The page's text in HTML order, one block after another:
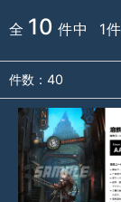
全 10 件中 1